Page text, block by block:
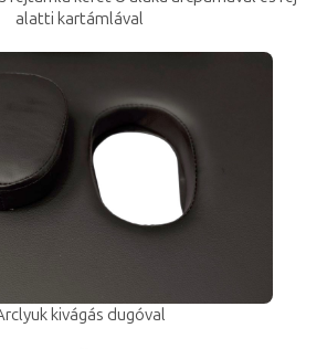
alatti kartámlával
kivágás dugóval